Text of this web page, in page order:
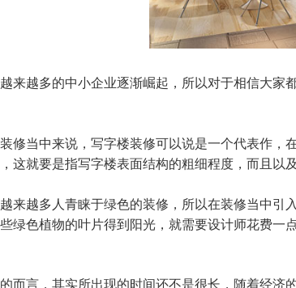
越多的中小企业逐渐崛起，所以对于相信大家
当中来说，写字楼装修可以说是一个代表作，
这就要是指写字楼表面结构的粗细程度，而且以
越多人青睐于绿色的装修，所以在装修当中引
绿色植物的叶片得到阳光，就需要设计师花费
言，其实所出现的时间还不是很长，随着经济